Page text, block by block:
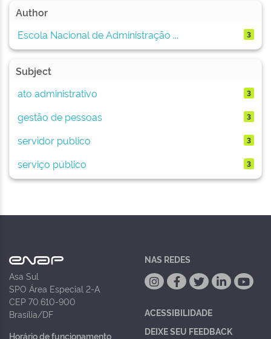
Author
Escola Nacional de Administração ...
3
Subject
ato administrativo
3
gestão de pessoas 3
servidor publico 3
serviço público 3
Asa Sul
SPO Área Especial 2-A
CEP 70.610-900
Brasília/DF
Horário de funcionamento
NAS REDES
ACESSIBILIDADE
DEIXE SEU FEEDBACK